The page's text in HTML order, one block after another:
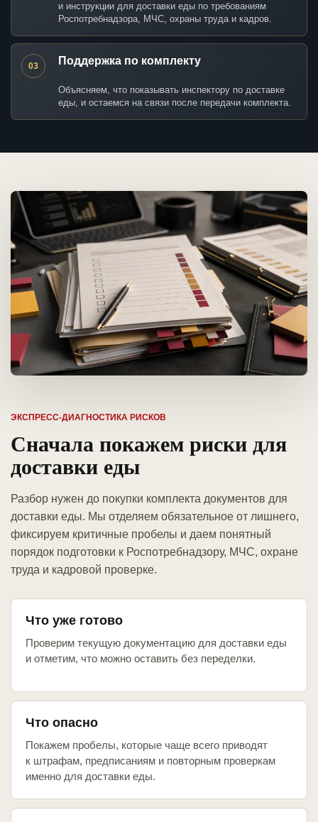
и инструкции для доставки еды по требованиям
Роспотребнадзора, МЧС, охраны труда и кадров.
03 Поддержка по комплекту
Объясняем, что показывать инспектору по доставке
еды, и остаемся на связи после передачи комплекта.
ЭКСПРЕСС-ДИАГНОСТИКА РИСКОВ
Сначала покажем риски для
доставки еды
Разбор нужен до покупки комплекта документов для
доставки еды. Мы отделяем обязательное от лишнего,
фиксируем критичные пробелы и даем понятный
порядок подготовки к Роспотребнадзору, МЧС, охране
труда и кадровой проверке.
Что уже готово
Проверим текущую документацию для доставки еды
и отметим, что можно оставить без переделки.
Что опасно
Покажем пробелы, которые чаще всего приводят
к штрафам, предписаниям и повторным проверкам
именно для доставки еды.